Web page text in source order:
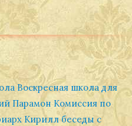
Воскресная школа для
Парамон Комиссия по
Кирилл беседы с